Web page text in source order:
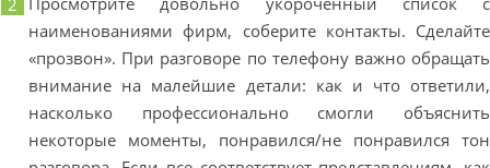
наименованиями фирм, соберите контакты. Сделайте
«прозвон». При разговоре по телефону важно обращать
внимание на малейшие детали: как и что ответили,
насколько профессионально смогли объяснить
некоторые моменты, понравился/не понравился тон